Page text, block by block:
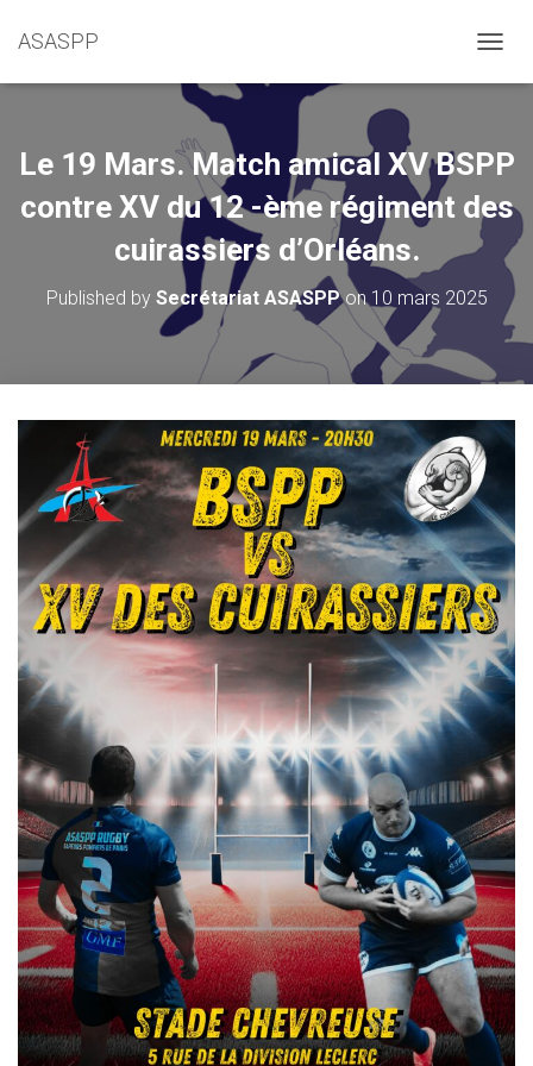
ASASPP
Le 19 Mars. Match amical XV BSPP
contre XV du 12 -ème régiment des
cuirassiers d’Orléans.
Published by Secrétariat ASASPPon10 mars 2025